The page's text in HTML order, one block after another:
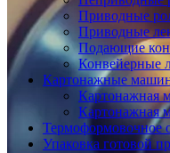
Приводные
Приводные
Подающие
Конвейерные
Картонажные
Картонажная
Картонажная
Термоформовочное
Упаковка готовой